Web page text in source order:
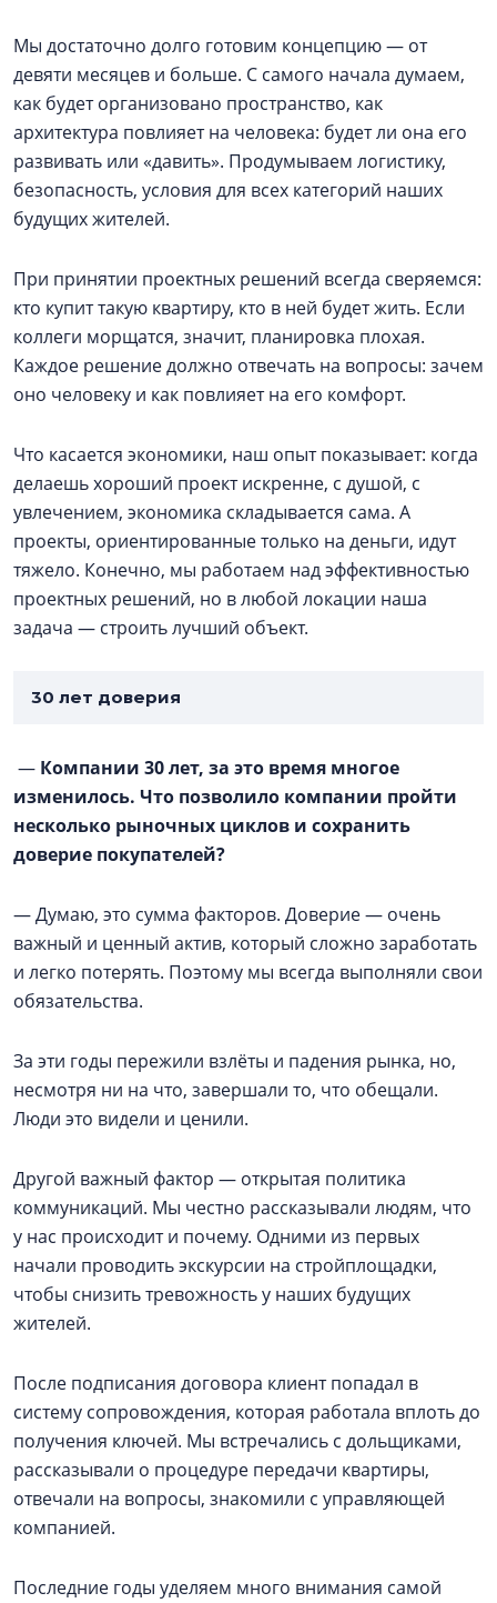
Мы достаточно долго готовим концепцию — от
девяти месяцев и больше. С самого начала думаем,
как будет организовано пространство, как
архитектура повлияет на человека: будет ли она его
развивать или «давить». Продумываем логистику,
безопасность, условия для всех категорий наших
будущих жителей.
При принятии проектных решений всегда сверяемся:
кто купит такую квартиру, кто в ней будет жить. Если
коллеги морщатся, значит, планировка плохая.
Каждое решение должно отвечать на вопросы: зачем
оно человеку и как повлияет на его комфорт.
Что касается экономики, наш опыт показывает: когда
делаешь хороший проект искренне, с душой, с
увлечением, экономика складывается сама. А
проекты, ориентированные только на деньги, идут
тяжело. Конечно, мы работаем над эффективностью
проектных решений, но в любой локации наша
задача — строить лучший объект.
30 лет доверия
— Компании 30 лет, за это время многое
изменилось. Что позволило компании пройти
несколько рыночных циклов и сохранить
доверие покупателей?
— Думаю, это сумма факторов. Доверие — очень
важный и ценный актив, который сложно заработать
и легко потерять. Поэтому мы всегда выполняли свои
обязательства.
За эти годы пережили взлёты и падения рынка, но,
несмотря ни на что, завершали то, что обещали.
Люди это видели и ценили.
Другой важный фактор — открытая политика
коммуникаций. Мы честно рассказывали людям, что
у нас происходит и почему. Одними из первых
начали проводить экскурсии на стройплощадки,
чтобы снизить тревожность у наших будущих
жителей.
После подписания договора клиент попадал в
систему сопровождения, которая работала вплоть до
получения ключей. Мы встречались с дольщиками,
рассказывали о процедуре передачи квартиры,
отвечали на вопросы, знакомили с управляющей
компанией.
Последние годы уделяем много внимания самой